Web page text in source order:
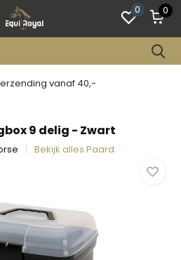
0 0
vanaf 40,-
9 delig - Zwart
Bekijk alles Paard